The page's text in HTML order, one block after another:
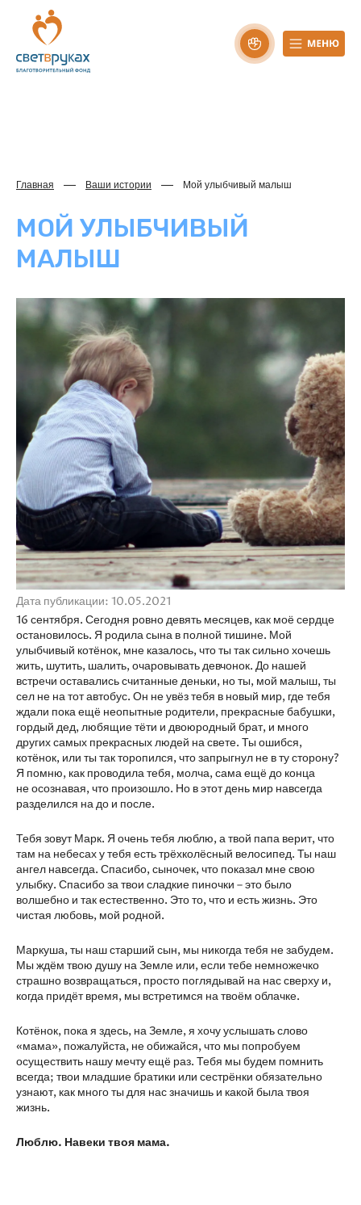
Главная Ваши истории Мой улыбчивый малыш
МОЙ УЛЫБЧИВЫЙ
МАЛЫШ
Дата публикации: 10.05.2021
16 сентября. Сегодня ровно девять месяцев, как моё сердце
остановилось. Я родила сына в полной тишине. Мой
улыбчивый котёнок, мне казалось, что ты так сильно хочешь
жить, шутить, шалить, очаровывать девчонок. До нашей
встречи оставались считанные деньки, но ты, мой малыш, ты
сел не на тот автобус. Он не увёз тебя в новый мир, где тебя
ждали пока ещё неопытные родители, прекрасные бабушки,
гордый дед, любящие тёти и двоюродный брат, и много
других самых прекрасных людей на свете. Ты ошибся,
котёнок, или ты так торопился, что запрыгнул не в ту сторону?
Я помню, как проводила тебя, молча, сама ещё до конца
не осознавая, что произошло. Но в этот день мир навсегда
разделился на до и после.
Тебя зовут Марк. Я очень тебя люблю, а твой папа верит, что
там на небесах у тебя есть трёхколёсный велосипед. Ты наш
ангел навсегда. Спасибо, сыночек, что показал мне свою
улыбку. Спасибо за твои сладкие пиночки – это было
волшебно и так естественно. Это то, что и есть жизнь. Это
чистая любовь, мой родной.
Маркуша, ты наш старший сын, мы никогда тебя не забудем.
Мы ждём твою душу на Земле или, если тебе немножечко
страшно возвращаться, просто поглядывай на нас сверху и,
когда придёт время, мы встретимся на твоём облачке.
Котёнок, пока я здесь, на Земле, я хочу услышать слово
«мама», пожалуйста, не обижайся, что мы попробуем
осуществить нашу мечту ещё раз. Тебя мы будем помнить
всегда; твои младшие братики или сестрёнки обязательно
узнают, как много ты для нас значишь и какой была твоя
жизнь.
Люблю. Навеки твоя мама.